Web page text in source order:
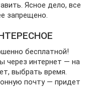
Ясное дело, все
запрещено.
бесплатной!
через интернет — на
выбрать время.
почту — придет